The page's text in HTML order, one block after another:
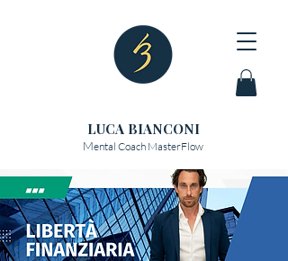
LUCA BIANCONI
Mental Coach MasterFlow